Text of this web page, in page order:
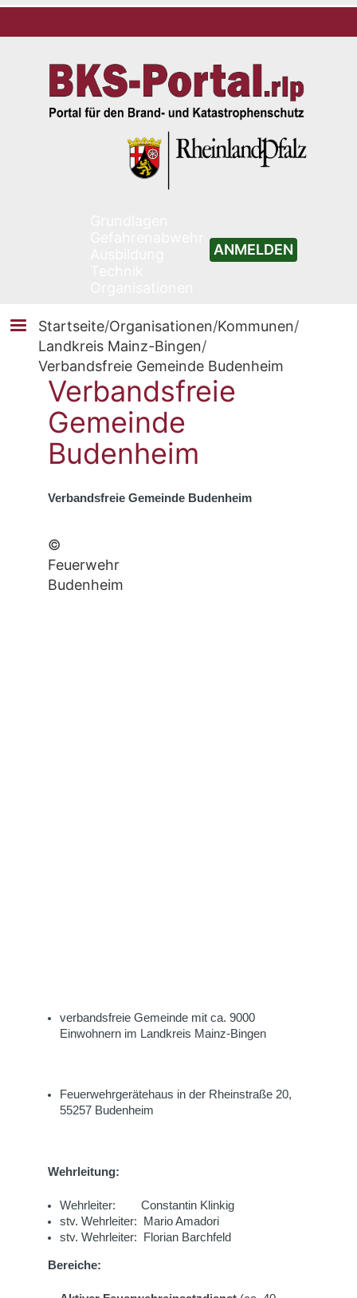
ANMELDEN
Startseite/Organisationen/Kommunen/
Landkreis Mainz-Bingen/
Verbandsfreie Gemeinde Budenheim
Verbandsfreie
Gemeinde
Budenheim
Verbandsfreie Gemeinde Budenheim
©
Feuerwehr
Budenheim
verbandsfreie Gemeinde mit ca. 9000
Einwohnern im Landkreis Mainz-Bingen
Feuerwehrgerätehaus in der Rheinstraße 20,
55257 Budenheim
Wehrleitung:
Wehrleiter: Constantin Klinkig
stv. Wehrleiter: Mario Amadori
stv. Wehrleiter: Florian Barchfeld
Bereiche: